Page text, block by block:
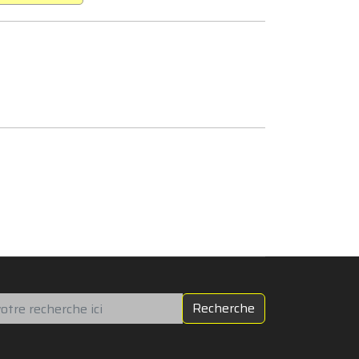
Recherche